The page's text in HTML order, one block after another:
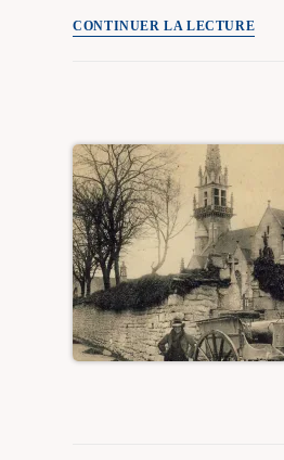
CONTINUER LA LECTUREProjet